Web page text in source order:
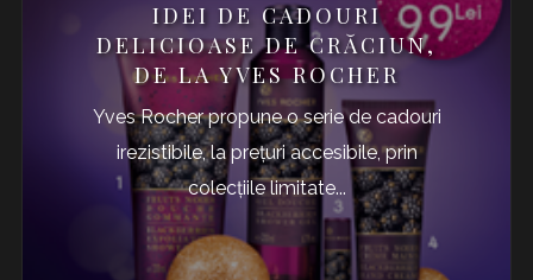
IDEI DE CADOURI
DELICIOASE DE CRĂCIUN,
DE LA YVES ROCHER
Yves Rocher propune o serie de cadouri
irezistibile, la preţuri accesibile, prin
colecţiile limitate...